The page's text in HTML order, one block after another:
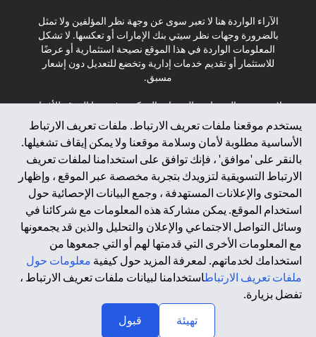
يستخدم موقعنا ملفات تعريف الارتباط. ملفات تعريف الارتباط
الأساسية مطلوبة لأمان وسلامة موقعنا ولا يمكن إيقاف تشغيلها.
بالنقر على 'موافق' ، فإنك توافق على استخدامنا لملفات تعريف
الارتباط التسويقية لتزويدك بتجربة مخصصة عبر الموقع ، وإظهار
المحتوى والإعلانات المستهدفة ، وجمع البيانات الإحصائية حول
استخدام الموقع. يمكن مشاركة هذه المعلومات مع شركائنا في
وسائل التواصل الاجتماعي والإعلان والتحليل والذين قد يجمعونها
مع المعلومات الأخرى التي قدمتها لهم أو التي جمعوها من
استخدامك لخدماتهم. لمعرفة المزيد حول كيفية معلومات حول
ملفات تعريف الارتباطاستخدامنا لبيانات ملفات تعريف الارتباط ،
تفضل بزيارة.
تهيئة
قبول
الآراء الواردة هنا لا تعبر سوى عن وجهة نظر المؤلفين ولا تمثل
بالضرورة وجهات نظر سيتي بنك الإمارات أو تعكسها. لا تشكل
المعلومات الواردة في هذا الموقع نصيحة استثمارية أو عرضًا
للاستثمار أو تقديم خدمات إدارية وتخضع للتعديل دون إشعار
مسبق.
لا يتم تقديم المنتجات والخدمات المذكورة في هذا الموقع للأفراد
المقيمين في الاتحاد الأوروبي أو المنطقة الاقتصادية الأوروبية أو
سويسرا أو غيرنسي أو جيرسي أو موناكو أو سان مارينو أو
الفاتيكان أو جزيرة مان أو المملكة المتحدة أو خصوصية البيانات
(لائحة حماية البيانات العامة \ قانون حماية البيانات الشخصية
العامة \ قانون خصوصية نيوزيلندا). المحتوى الموجود في هذه
الصفحة ليس ولا ينبغي تفسيره على أنه عرض أو دعوة أو دعوة
لشراء أو بيع أي من المنتجات والخدمات المذكورة هنا لمثل هؤلاء
الأفراد.
*GDPR – اللائحة العامة لحماية البيانات؛ * LGPD – Lei Geral de
Proteção de Dados Pessoais ; *NZPA – قانون الخصوصية
النيوزيلندي
2025 citibank.ae